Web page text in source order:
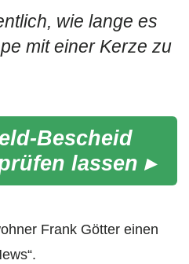
wie lange es
mit einer Kerze zu
Bescheid
lassen ▸
Frank Götter einen